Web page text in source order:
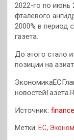
2022-го по июнь
фталевого
2000% в период
газета.
До этого стало
позиции на
Источник:
Метки: ЕС,